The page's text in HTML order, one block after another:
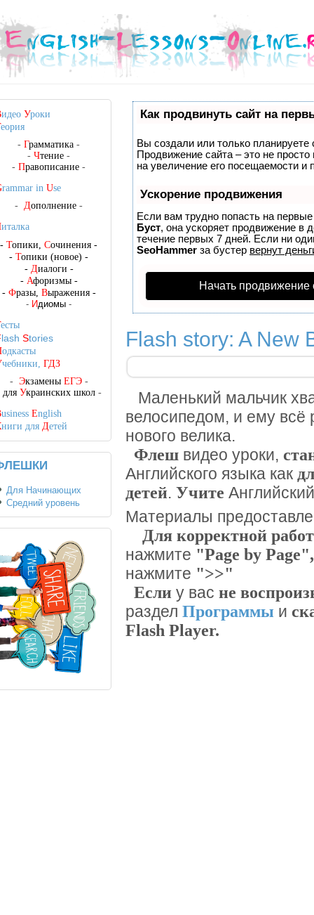
Как продвинуть сайт на
Вы создали или только планируете
Продвижение сайта – это не
на увеличение его посещаемости
Ускорение продвижения
Если вам трудно попасть на
Буст, она ускоряет продвижение в
течение первых 7 дней. Если ни
SeoHammer за бустер вернут
Начать продвижение
Flash story: A New
Маленький мальчик
велосипедом, и ему всё
нового велика.
Флеш видео уроки,
Английского языка как
детей. Учите
Материалы
Для корректной
нажмите "Page by Page",
нажмите ">>"
Если у вас не
раздел Программы и
Flash Player.
идео Уроки
еория
- Грамматика -
- Чтение -
- Правописание -
rammar in Use
- Дополнение -
италка
- Топики, Сочинения -
- Топики (новое) -
- Диалоги -
- Афоризмы-
- Фразы, Выражения-
- Идиомы -
есты
lash Stories
одкасты
чебники, ГДЗ
- Экзамены ЕГЭ-
для Украинских школ-
usiness English
ниги для Детей
Для Начинающих
Средний уровень